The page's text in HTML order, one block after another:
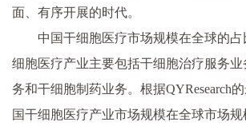
面、有序开展的时代。
中国干细胞医疗市场规模在全球的占
细胞医疗产业主要包括干细胞治疗服务
务和干细胞制药业务。根据QYResearch
国干细胞医疗产业市场规模在全球市场规